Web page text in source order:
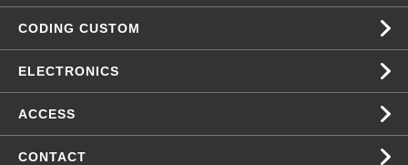
CODING CUSTOM
ELECTRONICS
ACCESS
CONTACT